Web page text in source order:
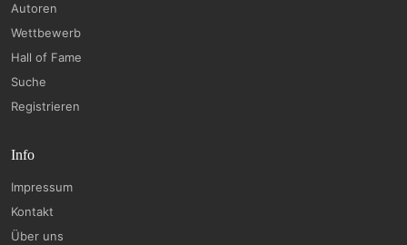
Autoren
Wettbewerb
Hall of Fame
Suche
Registrieren
Info
Impressum
Kontakt
Über uns